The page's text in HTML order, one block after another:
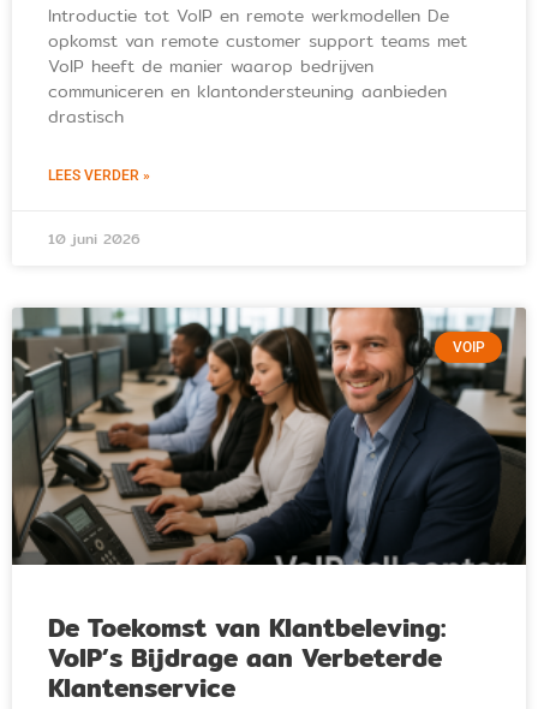
Introductie tot VoIP en remote werkmodellen De
opkomst van remote customer support teams met
VoIP heeft de manier waarop bedrijven
communiceren en klantondersteuning aanbieden
drastisch
LEES VERDER »
10 juni 2026
VOIP
De Toekomst van Klantbeleving:
VoIP’s Bijdrage aan Verbeterde
Klantenservice